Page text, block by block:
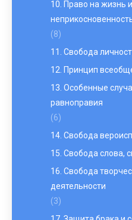
10. Право на жизнь
(8)
11. Свобода
12. Принцип
13. Особенные
равноправия
(6)
14. Свобода
15. Свобода слова,
16. Свобода
деятельности
(3)